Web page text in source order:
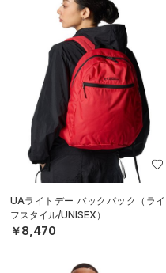
UAライトデー バックパック（ライ
フスタイル/UNISEX）
￥8,470